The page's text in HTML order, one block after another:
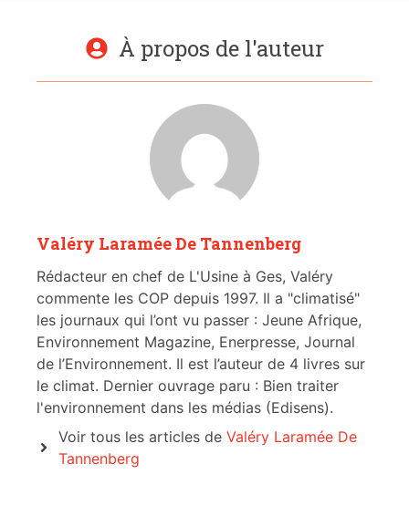
À propos de l'auteur
Valéry Laramée De Tannenberg
Rédacteur en chef de L'Usine à Ges, Valéry
commente les COP depuis 1997. Il a "climatisé"
les journaux qui l’ont vu passer : Jeune Afrique,
Environnement Magazine, Enerpresse, Journal
de l’Environnement. Il est l’auteur de 4 livres sur
le climat. Dernier ouvrage paru : Bien traiter
l'environnement dans les médias (Edisens).
Voir tous les articles de Valéry Laramée De
Tannenberg